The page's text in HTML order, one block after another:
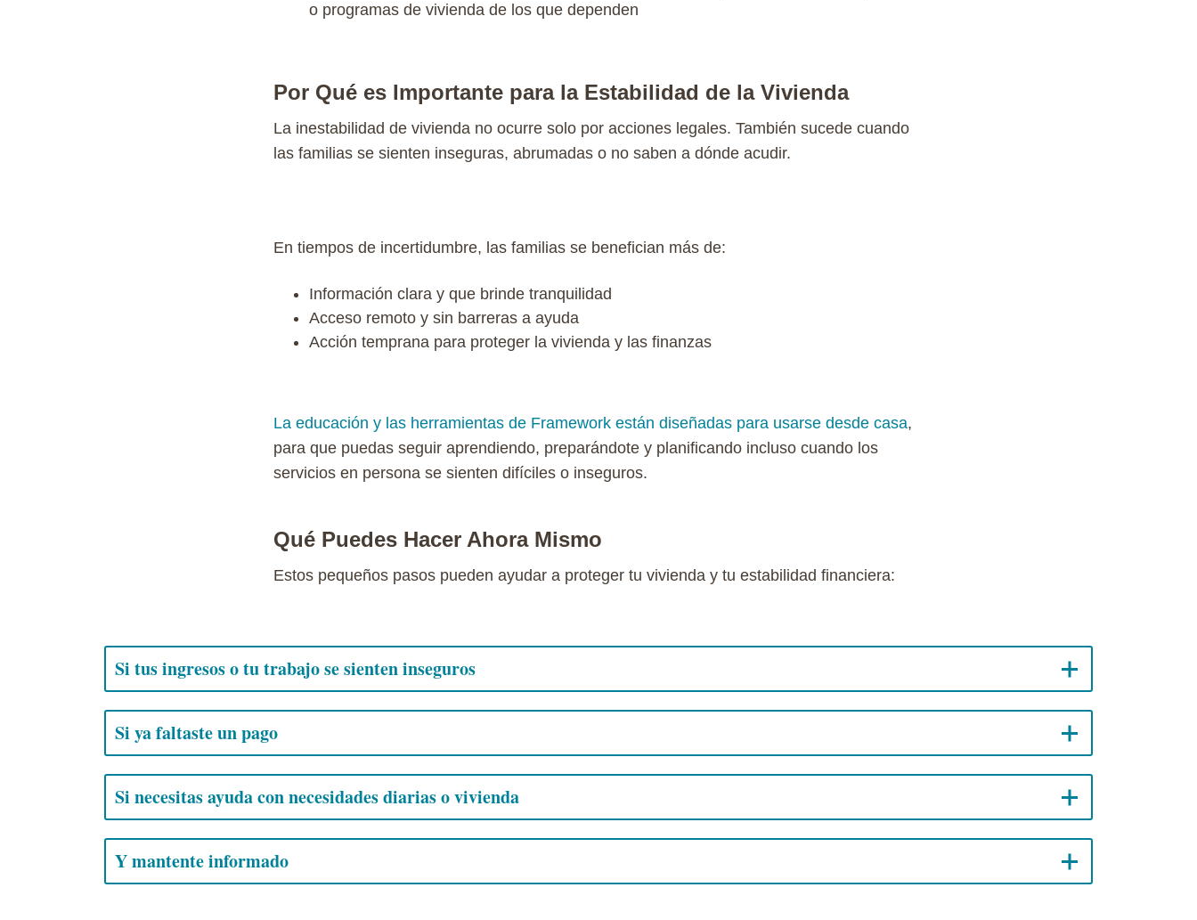
o programas de vivienda de los que dependen
Por Qué es Importante para la Estabilidad de la Vivienda
La inestabilidad de vivienda no ocurre solo por acciones legales. También sucede cuando
las familias se sienten inseguras, abrumadas o no saben a dónde acudir.
En tiempos de incertidumbre, las familias se benefician más de:
Información clara y que brinde tranquilidad
Acceso remoto y sin barreras a ayuda
Acción temprana para proteger la vivienda y las finanzas
La educación y las herramientas de Framework están diseñadas para usarse desde casa,
para que puedas seguir aprendiendo, preparándote y planificando incluso cuando los
servicios en persona se sienten difíciles o inseguros.
Qué Puedes Hacer Ahora Mismo
Estos pequeños pasos pueden ayudar a proteger tu vivienda y tu estabilidad financiera:
Si tus ingresos o tu trabajo se sienten inseguros
Si ya faltaste un pago
Si necesitas ayuda con necesidades diarias o vivienda
Y mantente informado